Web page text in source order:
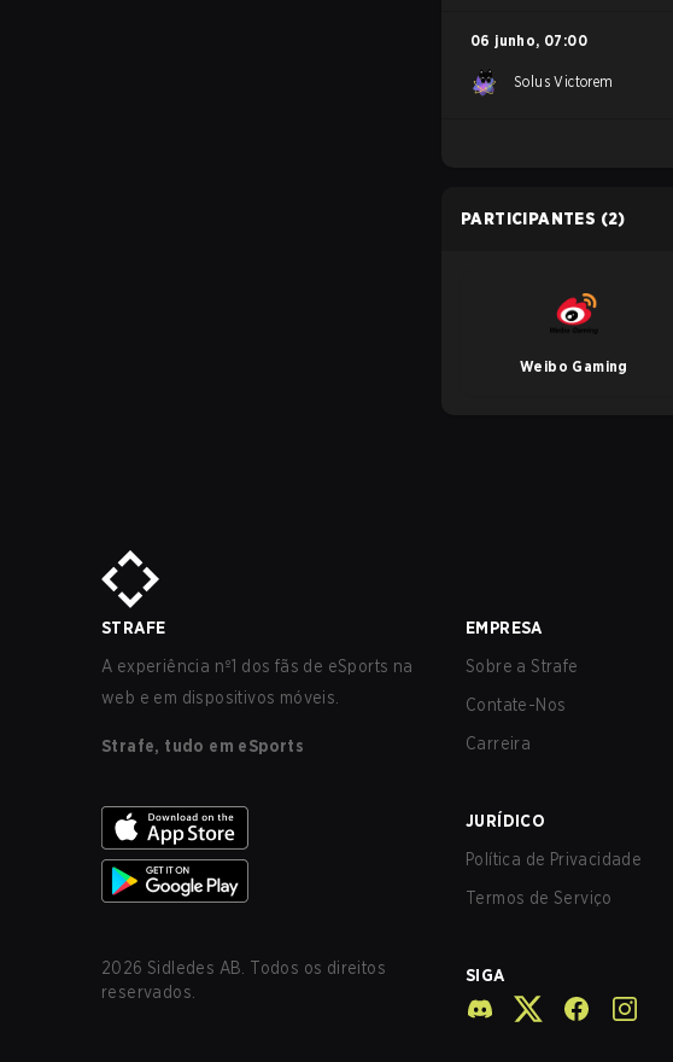
06 junho, 07:00
Solus Victorem
PARTICIPANTES (2)
Weibo Gaming
STRAFE
A experiência nº1 dos fãs de eSports na
web e em dispositivos móveis.
Strafe, tudo em eSports
2026 Sidledes AB. Todos os direitos
reservados.
EMPRESA
Sobre a Strafe
Contate-Nos
Carreira
JURÍDICO
Política de Privacidade
Termos de Serviço
SIGA